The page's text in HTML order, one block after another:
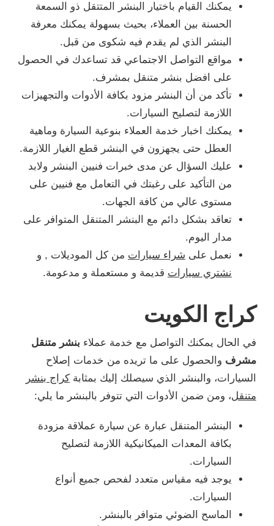
يمكنك القيام باختيار البنشر المتتقل ذو السمعة
الحسنة بين العملاء، بحيث بسهولة يمكنك معرفة
البنشر الذي لم يقدم فيه شكوى من قبل.
مواقع التواصل الاجتماعي قد تساعدك في الحصول
على افضل بنشر متنقل بمشرف.
تأكد من أن البنشر مزود بكافة الأدوات والتجهيزات
اللازمة لتصليح السيارات.
يمكنك اخبار خدمة العملاء بنوعية السيارة وماهية
العطل حتى يجهزون في البنشر قطع الغيار اللازمة.
عليك السؤال عن مدى خبرات فنيين البنشر ولابد
من التأكيد على رغبتك في التعامل مع فنيين على
مستوى عالي من كافة الجهات.
تعاقد بشكل دائم مع البنشر المتنقل المتوافر على
مدار اليوم.
نعمل على شراء سيارات من كل الموديلات , و
نشتري سيارات قديمة و مستعملة و مدعومة.
كراج الكويت
في الحال يمكنك التواصل مع خدمة عملاء بنشر متنقل
مشرف والحصول على ما تريده من خدمات إصلاح
السيارات، والبنشر الذي سيصلك إليك بمثابة كراج بنشر
متنقل، ومن ضمن الأدوات التي تتوفر بالبنشر ما يلي:
البنشر المتنقل عبارة عن سيارة عملاقة مزودة
بكافة المعدات الميكانيكية اللازمة لتصليح
السيارات.
يوجد فيه مقياس متعدد لفحص جميع أنواع
السيارات.
الماسح الضوئي متوافر بالبنشر.